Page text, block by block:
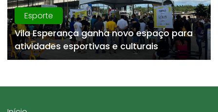
Esporte
Vila Esperança ganha novo espaço para
atividades esportivas e culturais